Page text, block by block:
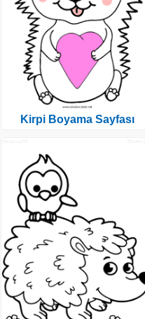
Kirpi Boyama Sayfası